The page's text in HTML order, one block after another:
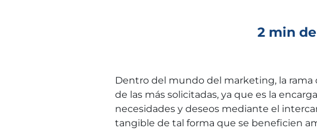
2 min
Dentro del mundo del marketing, la rama
de las más solicitadas, ya que es la
necesidades y deseos mediante el
tangible de tal forma que se beneficien